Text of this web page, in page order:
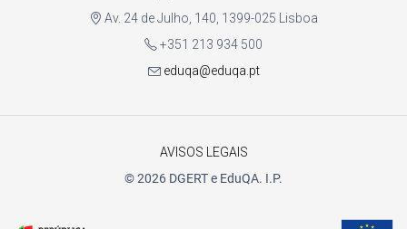
Av. 24 de Julho, 140, 1399-025 Lisboa
+351 213 934 500
eduqa@eduqa.pt
AVISOS LEGAIS
© 2026 DGERT e EduQA. I.P.